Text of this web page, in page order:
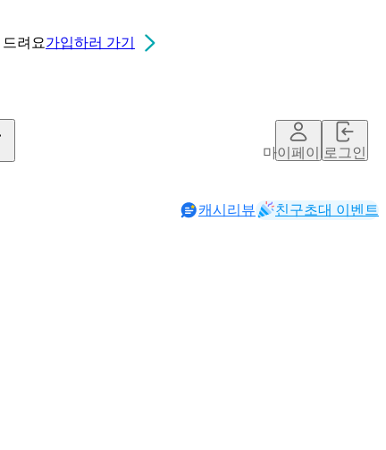
드려요가입하러 가기
마이페이지로그인
캐시리뷰 친구초대 이벤트